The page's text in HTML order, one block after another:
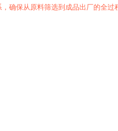
确保从原料筛选到成品出厂的全过